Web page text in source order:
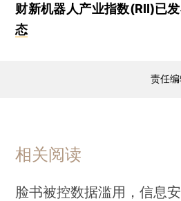
财新机器人产业指数(RII)已发
态
责任
相关阅读
脸书被控数据滥用，信息